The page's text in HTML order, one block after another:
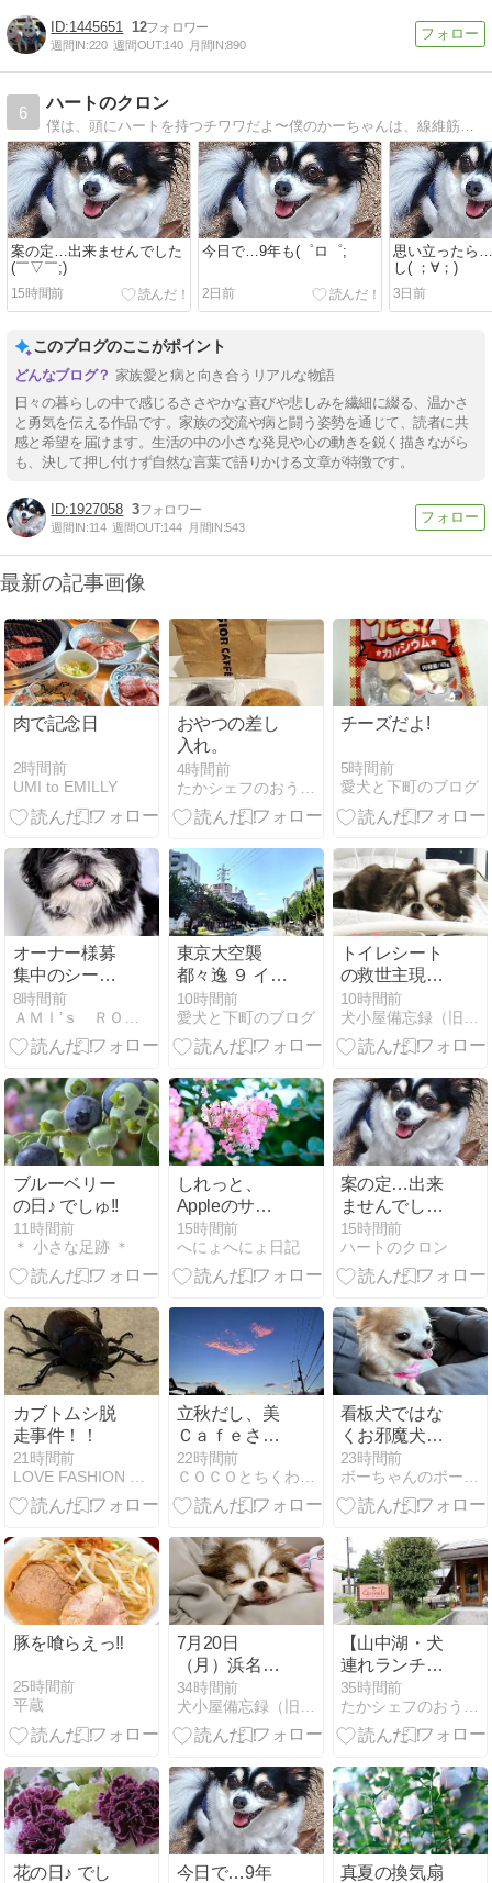
1445651 12
週間IN:220 週間OUT:140 月間IN:890
6
ハートのクロン
案の定…出来ませんでした
(￣▽￣;)
15時間前
今日で…9年も(゜ロ゜;
2日前
思い立ったら
し( ；∀；)
3日前
このブログのここがポイント
家族愛と病と向き合うリアルな物語
日々の暮らしの中で感じるささやかな喜びや悲しみを繊細に綴る、温かさ
と勇気を伝える作品です。家族の交流や病と闘う姿勢を通じて、読者に共
感と希望を届けます。生活の中の小さな発見や心の動きを鋭く描きながら
も、決して押し付けず自然な言葉で語りかける文章が特徴です。
1927058 3
週間IN:114 週間OUT:144 月間IN:543
最新の記事画像
肉で記念日
2時間前
UMI to EMILLY
おやつの差し
入れ。
4時間前
チーズだよ!
5時間前
愛犬と下町のブログ
オーナー様募
集中のシーズ
ーパピー達♪
8時間前
東京大空襲
都々逸 ９ イナ
ゴ
10時間前
愛犬と下町のブログ
トイレシート
の救世主現
る？？？
10時間前
ブルーベリー
の日♪ でしゅ!!
11時間前
＊ 小さな足跡 ＊
しれっと、
Appleのサブ
スクも値上が
り。
15時間前
へにょへにょ日記
案の定…出来
ませんでした
(￣▽￣;)
15時間前
ハートのクロン
カブトムシ脱
走事件！！
21時間前
LOVE FASHION LIFE ＊ by moe.
立秋だし、美
Ｃａｆｅさん
でランチ
22時間前
ＣＯＣＯとちくわの「なんちゃって歳時記」
看板犬ではな
くお邪魔犬だ
よね？(^▽^;)
23時間前
ボーちゃんのボーは何のボー？
豚を喰らえっ‼
25時間前
平蔵
7月20日
（月）浜名湖
朝ご飯🍱🥢
34時間前
犬小屋備忘録（旧せれぼ）
【山中湖・犬
連れランチ】
店内ワンコ
OK！キャセロ
ールで熱々タ
35時間前
たかシェフのおうちごはん。と白い犬とチワワ。
花の日♪ でし
今日で…9年
真夏の換気扇